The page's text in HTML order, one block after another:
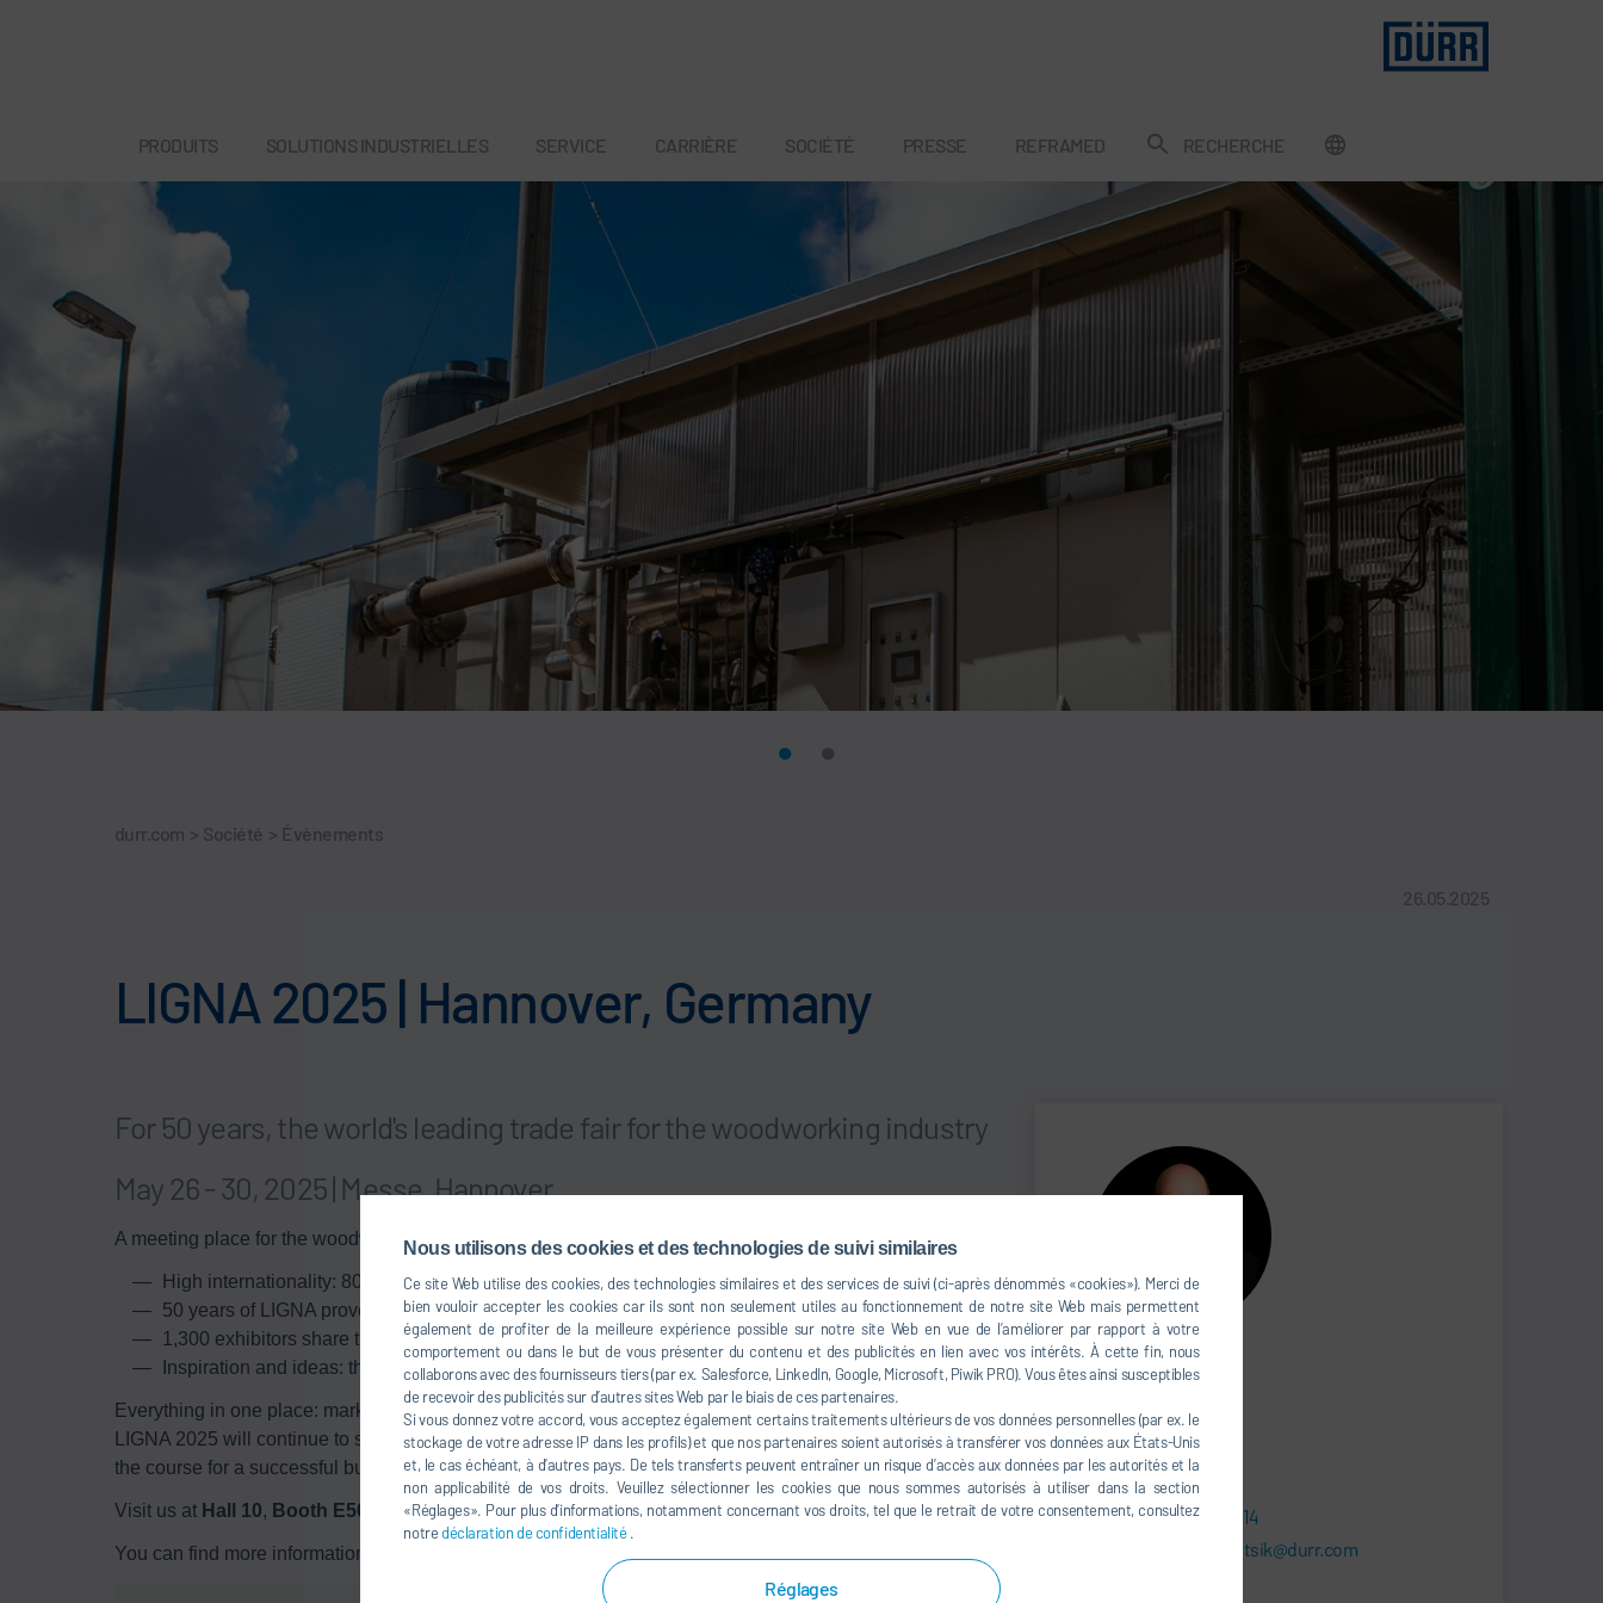
Nous utilisons des cookies et des technologies de suivi similaires
Ce site Web utilise des cookies, des technologies similaires et des services de suivi (ci-après dénommés «cookies»). Merci de
bien vouloir accepter les cookies car ils sont non seulement utiles au fonctionnement de notre site Web mais permettent
également de profiter de la meilleure expérience possible sur notre site Web en vue de l’améliorer par rapport à votre
comportement ou dans le but de vous présenter du contenu et des publicités en lien avec vos intérêts. À cette fin, nous
collaborons avec des fournisseurs tiers (par ex. Salesforce, LinkedIn, Google, Microsoft, Piwik PRO). Vous êtes ainsi susceptibles
de recevoir des publicités sur d’autres sites Web par le biais de ces partenaires.
Si vous donnez votre accord, vous acceptez également certains traitements ultérieurs de vos données personnelles (par ex. le
stockage de votre adresse IP dans les profils) et que nos partenaires soient autorisés à transférer vos données aux États-Unis
et, le cas échéant, à d’autres pays. De tels transferts peuvent entraîner un risque d’accès aux données par les autorités et la
non applicabilité de vos droits. Veuillez sélectionner les cookies que nous sommes autorisés à utiliser dans la section
«Réglages». Pour plus d’informations, notamment concernant vos droits, tel que le retrait de votre consentement, consultez
notredéclaration de confidentialité .
Réglages
PRODUITS SOLUTIONS INDUSTRIELLES SERVICE CARRIÈRE SOCIÉTÉ PRESSE REFRAMED RECHERCHE
durr.com > Société > Évènements
26.05.2025
LIGNA 2025 | Hannover, Germany
For 50 years, the world's leading trade fair for the woodworking industry
May 26 - 30, 2025 | Messe, Hannover
A meeting place for the woodworking community for 50 years!
High internationality: 80,000 visitors from all over the world
50 years of LIGNA prove its importance
1,300 exhibitors share their expertise
Inspiration and ideas: the key topics at LIGNA
Everything in one place: market overview, new products and innovations. As the world's leading trade fair,
LIGNA 2025 will continue to set the standards. Are you ready for the industry's most important trade fair? Set
the course for a successful business year at LIGNA!
Visit us at Hall 10, Booth E50
You can find more information
Thorsten Valentsik
HEAD OF SALES
+49 7142 78-2914
thorsten.valentsik@durr.com